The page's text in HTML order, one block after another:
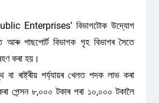
Enterprises’ বিভাগটোক উদ্যোগ
আৰু পাছপোৰ্ট বিভাগক গৃহ বিভাগৰ সৈতে
কৰা হয়।
ৰাষ্ট্ৰীয় পৰ্য্যায়ৰ খেলত পদক লাভ কৰা
পেন্সন ৮,০০০ টকাৰ পৰা ১০,০০০ টকালৈ